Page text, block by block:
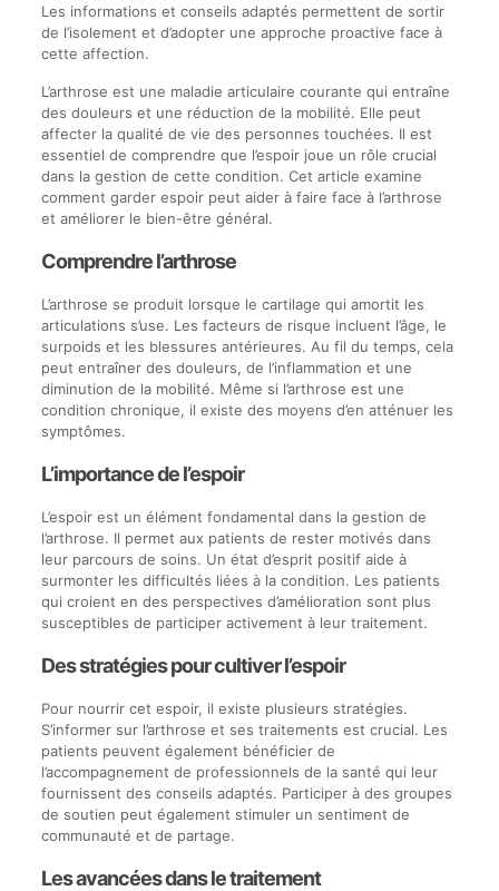
Les informations et conseils adaptés permettent de sortir
de l’isolement et d’adopter une approche proactive face à
cette affection.
L’arthrose est une maladie articulaire courante qui entraîne
des douleurs et une réduction de la mobilité. Elle peut
affecter la qualité de vie des personnes touchées. Il est
essentiel de comprendre que l’espoir joue un rôle crucial
dans la gestion de cette condition. Cet article examine
comment garder espoir peut aider à faire face à l’arthrose
et améliorer le bien-être général.
Comprendre l’arthrose
L’arthrose se produit lorsque le cartilage qui amortit les
articulations s’use. Les facteurs de risque incluent l’âge, le
surpoids et les blessures antérieures. Au fil du temps, cela
peut entraîner des douleurs, de l’inflammation et une
diminution de la mobilité. Même si l’arthrose est une
condition chronique, il existe des moyens d’en atténuer les
symptômes.
L’importance de l’espoir
L’espoir est un élément fondamental dans la gestion de
l’arthrose. Il permet aux patients de rester motivés dans
leur parcours de soins. Un état d’esprit positif aide à
surmonter les difficultés liées à la condition. Les patients
qui croient en des perspectives d’amélioration sont plus
susceptibles de participer activement à leur traitement.
Des stratégies pour cultiver l’espoir
Pour nourrir cet espoir, il existe plusieurs stratégies.
S’informer sur l’arthrose et ses traitements est crucial. Les
patients peuvent également bénéficier de
l’accompagnement de professionnels de la santé qui leur
fournissent des conseils adaptés. Participer à des groupes
de soutien peut également stimuler un sentiment de
communauté et de partage.
Les avancées dans le traitement